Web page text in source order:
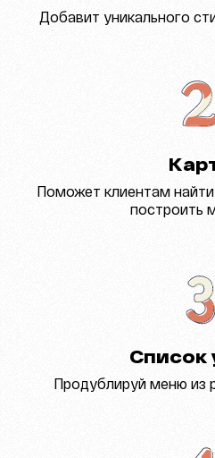
Добавит уникального
Поможет клиентам
построить
Список
Продублируй меню из